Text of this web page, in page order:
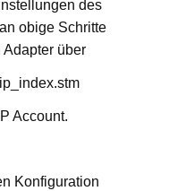
des
obige Schritte
Adapter über
Account.
Konfiguration